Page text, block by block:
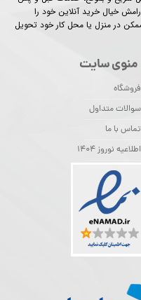
خیال خرید آنلاین خود را
در منزل یا محل کار خود تحویل
منوی سایت
فروشگاه
سوالات متداول
تماس با ما
اطلاعیه نوروز 1404